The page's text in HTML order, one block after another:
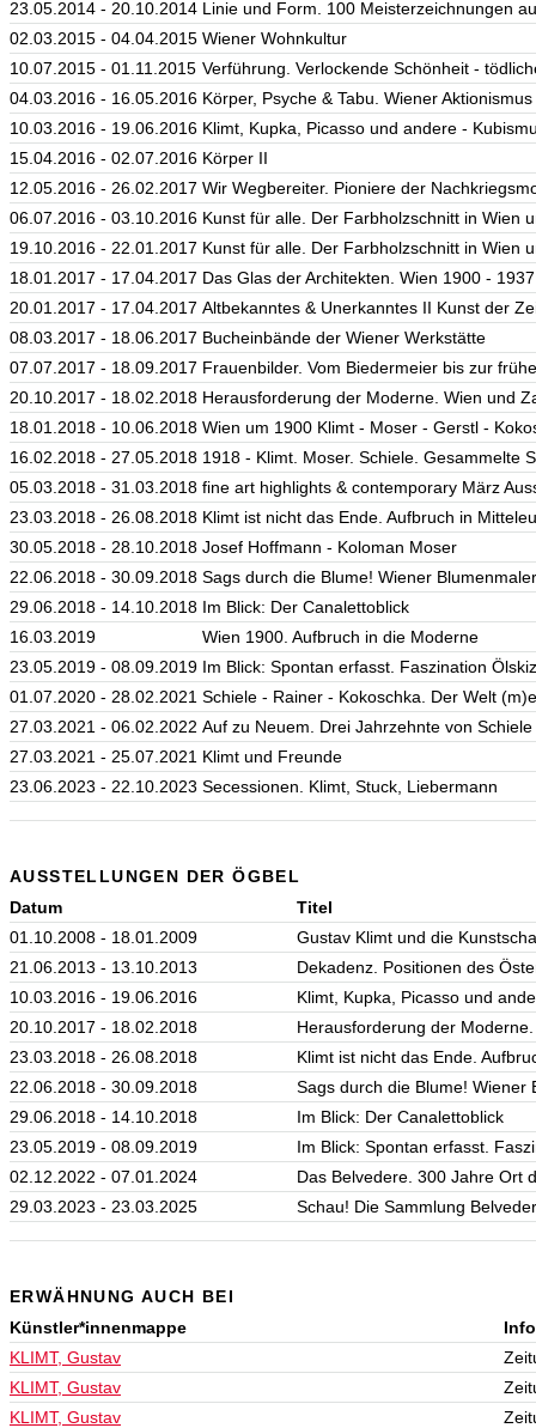
23.05.2014 - 20.10.2014 Linie und Form. 100 Meisterzeichnungen
02.03.2015 - 04.04.2015 Wiener Wohnkultur
10.07.2015 - 01.11.2015 Verführung. Verlockende Schönheit -
04.03.2016 - 16.05.2016 Körper, Psyche & Tabu. Wiener
10.03.2016 - 19.06.2016 Klimt, Kupka, Picasso und andere -
15.04.2016 - 02.07.2016 Körper II
12.05.2016 - 26.02.2017 Wir Wegbereiter. Pioniere der
06.07.2016 - 03.10.2016 Kunst für alle. Der Farbholzschnitt in Wien
19.10.2016 - 22.01.2017 Kunst für alle. Der Farbholzschnitt in Wien
18.01.2017 - 17.04.2017 Das Glas der Architekten. Wien 1900 - 1937
20.01.2017 - 17.04.2017 Altbekanntes & Unerkanntes II Kunst der
08.03.2017 - 18.06.2017 Bucheinbände der Wiener Werkstätte
07.07.2017 - 18.09.2017 Frauenbilder. Vom Biedermeier bis zur
20.10.2017 - 18.02.2018 Herausforderung der Moderne. Wien und
18.01.2018 - 10.06.2018 Wien um 1900 Klimt - Moser - Gerstl -
16.02.2018 - 27.05.2018 1918 - Klimt. Moser. Schiele. Gesammelte
05.03.2018 - 31.03.2018 fine art highlights & contemporary März
23.03.2018 - 26.08.2018 Klimt ist nicht das Ende. Aufbruch in
30.05.2018 - 28.10.2018 Josef Hoffmann - Koloman Moser
22.06.2018 - 30.09.2018 Sags durch die Blume! Wiener
29.06.2018 - 14.10.2018 Im Blick: Der Canalettoblick
16.03.2019
Wien 1900. Aufbruch in die Moderne
23.05.2019 - 08.09.2019 Im Blick: Spontan erfasst. Faszination
01.07.2020 - 28.02.2021 Schiele - Rainer - Kokoschka. Der Welt
27.03.2021 - 06.02.2022 Auf zu Neuem. Drei Jahrzehnte von
27.03.2021 - 25.07.2021 Klimt und Freunde
23.06.2023 - 22.10.2023 Secessionen. Klimt, Stuck, Liebermann
AUSSTELLUNGEN DER ÖGBEL
Datum
Titel
01.10.2008 - 18.01.2009
Gustav Klimt und die
21.06.2013 - 13.10.2013
Dekadenz. Positionen des
10.03.2016 - 19.06.2016
Klimt, Kupka, Picasso und
20.10.2017 - 18.02.2018
Herausforderung der
23.03.2018 - 26.08.2018
Klimt ist nicht das Ende.
22.06.2018 - 30.09.2018
Sags durch die Blume! Wiener
29.06.2018 - 14.10.2018
Im Blick: Der Canalettoblick
23.05.2019 - 08.09.2019
Im Blick: Spontan erfasst.
02.12.2022 - 07.01.2024
Das Belvedere. 300 Jahre Ort
29.03.2023 - 23.03.2025
Schau! Die Sammlung
ERWÄHNUNG AUCH BEI
Künstler*innenmappe
KLIMT, Gustav
KLIMT, Gustav
KLIMT, Gustav